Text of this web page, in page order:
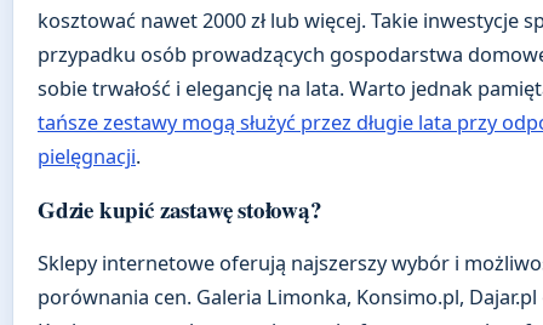
kosztować nawet 2000 zł lub więcej. Takie inwestycje
przypadku osób prowadzących gospodarstwa
sobie trwałość i elegancję na lata. Warto jednak
tańsze zestawy mogą służyć przez długie lata przy
pielęgnacji.
Gdzie kupić zastawę stołową?
Sklepy internetowe oferują najszerszy wybór i
porównania cen. Galeria Limonka, Konsimo.pl, Dajar.pl